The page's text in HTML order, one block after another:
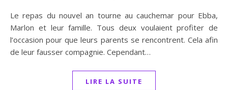
Le repas du nouvel an tourne au cauchemar pour Ebba,
Marlon et leur famille. Tous deux voulaient profiter de
l’occasion pour que leurs parents se rencontrent. Cela afin
de leur fausser compagnie. Cependant…
LIRE LA SUITE